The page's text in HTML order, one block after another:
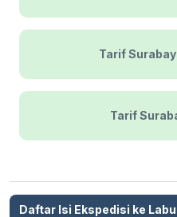
Tarif
Tarif
Daftar Isi Ekspedisi ke